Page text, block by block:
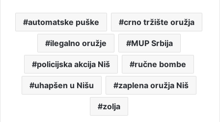
automatske puške crno tržište oružja
ilegalno oružje MUP Srbija
policijska akcija Niš ručne bombe
uhapšen u Nišu zaplena oružja Niš
zolja